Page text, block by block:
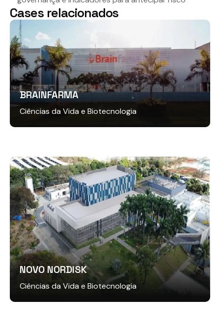
Cases relacionados
BRAINFARMA
Ciências da Vida e Biotecnologia
NOVO NORDISK
Ciências da Vida e Biotecnologia